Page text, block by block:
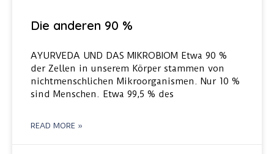
Die anderen 90 %
AYURVEDA UND DAS MIKROBIOM Etwa 90 %
der Zellen in unserem Körper stammen von
nichtmenschlichen Mikroorganismen. Nur 10 %
sind Menschen. Etwa 99,5 % des
READ MORE »